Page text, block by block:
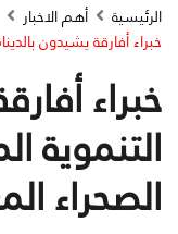
الرئيسية
أهم الاخبار
خبراء أفارقة يشيدون
خبراء
التنموية
الصحراء